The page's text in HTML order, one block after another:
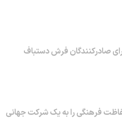
صادرکنندگان فرش دستباف
فرهنگی را به یک شرکت جهانی